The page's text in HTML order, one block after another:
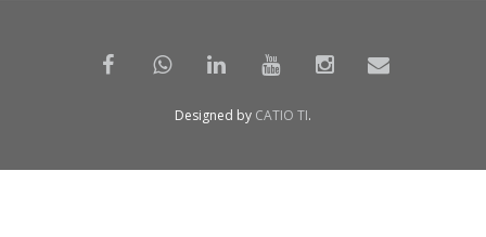
Designed by CATIO TI.